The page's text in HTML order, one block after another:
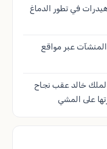
في تطور الدماغ
المنشآت عبر مواقع
خالد عقب نجاح
على المشي